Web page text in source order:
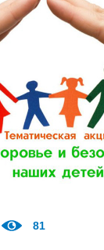
81